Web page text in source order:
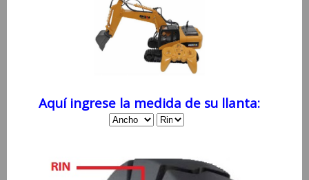
Aquí ingrese la medida de su llanta: